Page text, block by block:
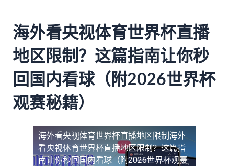
海外看央视体育世界杯直播
地区限制？这篇指南让你秒
回国内看球（附2026世界杯
观赛秘籍）
海外看央视体育世界杯直播地区限制 海外
看央视体育世界杯直播地区限制？这篇指
南让你秒回国内看球（附2026世界杯观赛